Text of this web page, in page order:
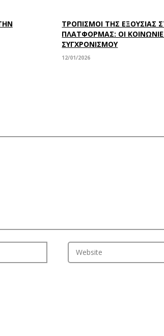
ΤΡΟΠΙΣΜΟΙ ΤΗΣ ΕΞΟΥΣΙΑΣ
ΠΛΑΤΦΟΡΜΑΣ: ΟΙ
ΣΥΓΧΡΟΝΙΣΜΟΥ
12/01/2026